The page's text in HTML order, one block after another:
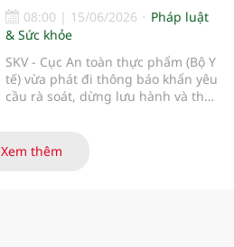
thuộc thương hiệu Nara Organics
tại thị trường Việt Nam nhằm bảo
vệ tuyệt đối sức khỏe người tiêu
dùng.
08:00 | 15/06/2026
Pháp luật
& Sức khỏe
SKV - Cục An toàn thực phẩm (Bộ Y
tế) vừa phát đi thông báo khẩn yêu
cầu rà soát, dừng lưu hành và thu
sản xuất sau khi ghi nhận nhiều
Xem thêm